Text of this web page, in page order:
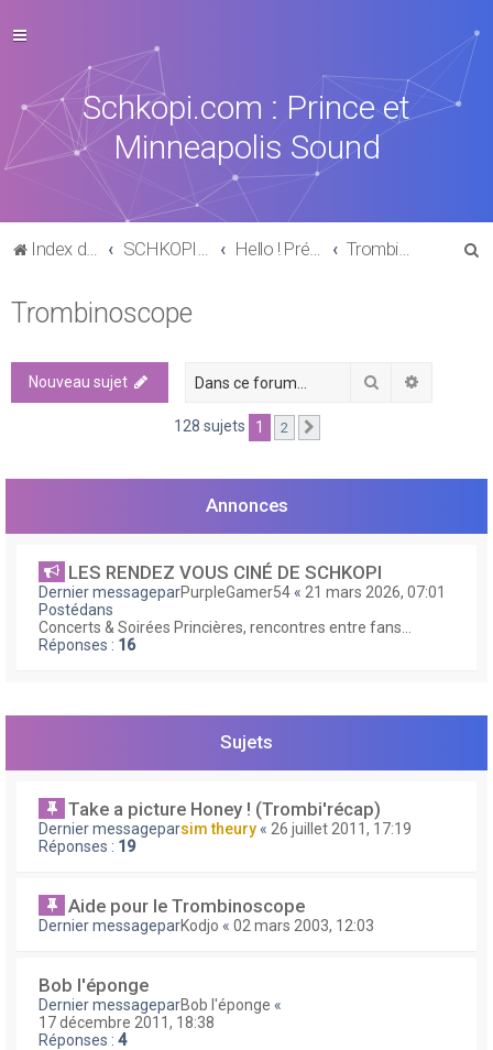
Schkopi.com : Prince et
Minneapolis Sound
Index du forum SCHKOPI PARK Hello ! Présentation Trombinoscope
Trombinoscope
Nouveau sujet Rechercher
128 sujets 1 2
Annonces
LES RENDEZ VOUS CINÉ DE SCHKOPI
Dernier messageparPurpleGamer54 « 21 mars 2026, 07:01
Postédans
Concerts & Soirées Princières, rencontres entre fans...
Réponses : 16
Sujets
Take a picture Honey ! (Trombi'récap)
Dernier messageparsim theury « 26 juillet 2011, 17:19
Réponses : 19
Aide pour le Trombinoscope
Dernier messageparKodjo « 02 mars 2003, 12:03
Bob l'éponge
Dernier messageparBob l'éponge «
17 décembre 2011, 18:38
Réponses : 4